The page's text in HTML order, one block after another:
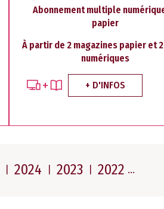
Abonnement multiple
papier
À partir de 2 magazines papier et
numériques
+ D'INFOS
2024 2023 2022